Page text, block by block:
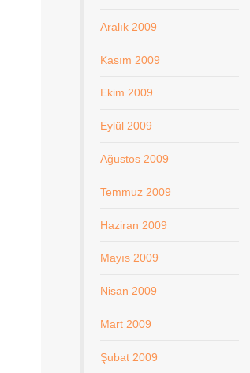
Aralık 2009
Kasım 2009
Ekim 2009
Eylül 2009
Ağustos 2009
Temmuz 2009
Haziran 2009
Mayıs 2009
Nisan 2009
Mart 2009
Şubat 2009